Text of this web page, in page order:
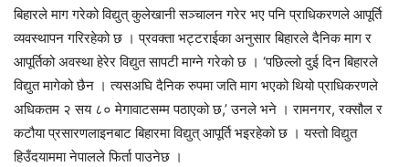
बिहारले माग गरेको विद्युत् कुलेखानी सञ्चालन गरेर भए पनि प्राधिकरणले आपूर्ति
व्यवस्थापन गरिरहेको छ । प्रवक्ता भट्टराईका अनुसार बिहारले दैनिक माग र
आपूर्तिको अवस्था हेरेर विद्युत सापटी माग्ने गरेको छ । ‘पछिल्लो दुई दिन बिहारले
विद्युत मागेको छैन । त्यसअघि दैनिक रुपमा जति माग भएको थियो प्राधिकरणले
अधिकतम २ सय ८० मेगावाटसम्म पठाएको छ,’ उनले भने । रामनगर, रक्सौल र
कटौया प्रसारणलाइनबाट बिहारमा विद्युत् आपूर्ति भइरहेको छ । यस्तो विद्युत
हिउँदयाममा नेपालले फिर्ता पाउनेछ ।